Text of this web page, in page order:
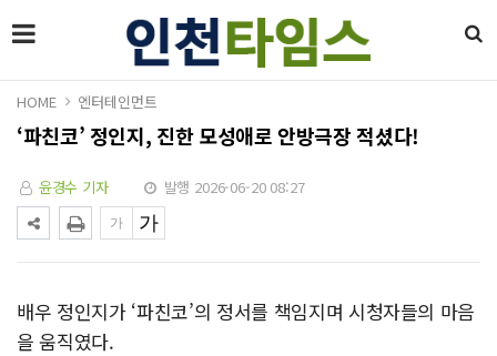
HOME 엔터테인먼트
‘파친코’ 정인지, 진한 모성애로 안방극장 적셨다!
윤경수 기자 발행 2026-06-20 08:27
배우 정인지가 ‘파친코’의 정서를 책임지며 시청자들의 마음
을 움직였다.